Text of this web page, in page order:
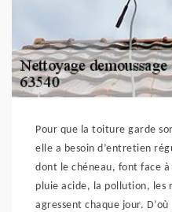
Pour que la toiture garde
elle a besoin d’entretien
dont le chéneau, font face
pluie acide, la pollution, les
agressent chaque jour.